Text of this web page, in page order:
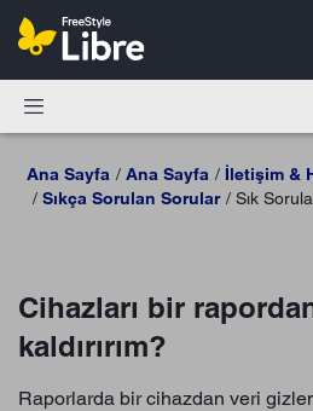
Ana Sayfa Ana Sayfa
İletişim &
Sıkça Sorulan Sorular
Sık
Cihazları bir
kaldırırım?
Raporlarda bir cihazdan veri